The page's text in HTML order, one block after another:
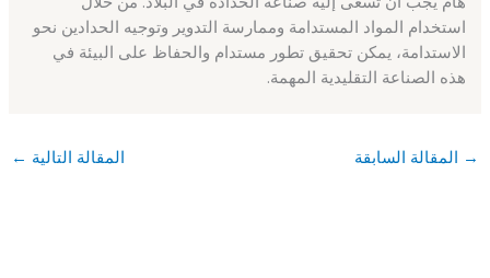
استخدام المواد المستدامة وممارسة التدوير وتوجيه الحدادين نحو
الاستدامة، يمكن تحقيق تطور مستدام والحفاظ على البيئة في
هذه الصناعة التقليدية المهمة.
→ المقالة السابقة المقالة التالية ←